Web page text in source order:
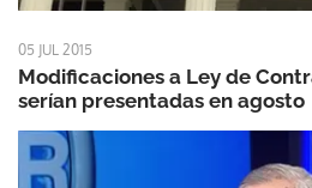
05 JUL 2015
Modificaciones a Ley de
serían presentadas en agosto